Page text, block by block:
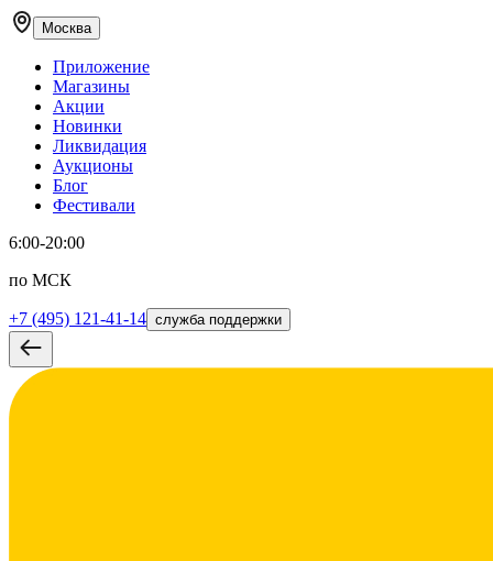
Москва
Приложение
Магазины
Акции
Новинки
Ликвидация
Аукционы
Блог
Фестивали
6:00-20:00
по МСК
+7 (495) 121-41-14 служба поддержки